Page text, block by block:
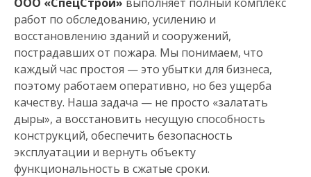
г
а
ц
и
я
работ по обследованию, усилению и
восстановлению зданий и сооружений,
пострадавших от пожара. Мы понимаем, что
каждый час простоя — это убытки для бизнеса,
поэтому работаем оперативно, но без ущерба
качеству. Наша задача — не просто «залатать
дыры», а восстановить несущую способность
конструкций, обеспечить безопасность
эксплуатации и вернуть объекту
функциональность в сжатые сроки.